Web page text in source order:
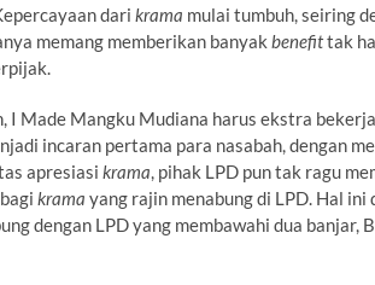
dari krama mulai tumbuh, seiring
memang memberikan banyak benefittak
Made Mangku Mudiana harus ekstra
incaran pertama para nasabah, dengan
apresiasi krama, pihak LPD pun tak ragu
krama yang rajin menabung di LPD. Hal
dengan LPD yang membawahi dua banjar,